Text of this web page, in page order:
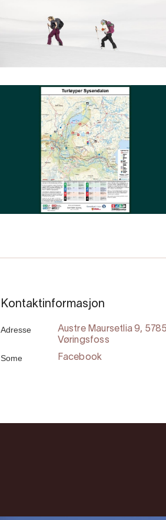
Kontaktinformasjon
Adresse
Austre Maursetlia 9, 5785
Vøringsfoss
Some Facebook